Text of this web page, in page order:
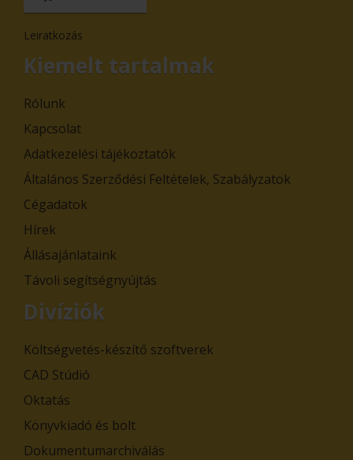
Leiratkozás
Kiemelt tartalmak
Rólunk
Kapcsolat
Adatkezelési tájékoztatók
Általános Szerződési Feltételek, Szabályzatok
Cégadatok
Hírek
Állásajánlataink
Távoli segítségnyújtás
Divíziók
Költségvetés-készítő szoftverek
CAD Stúdió
Oktatás
Könyvkiadó és bolt
Dokumentumarchiválás